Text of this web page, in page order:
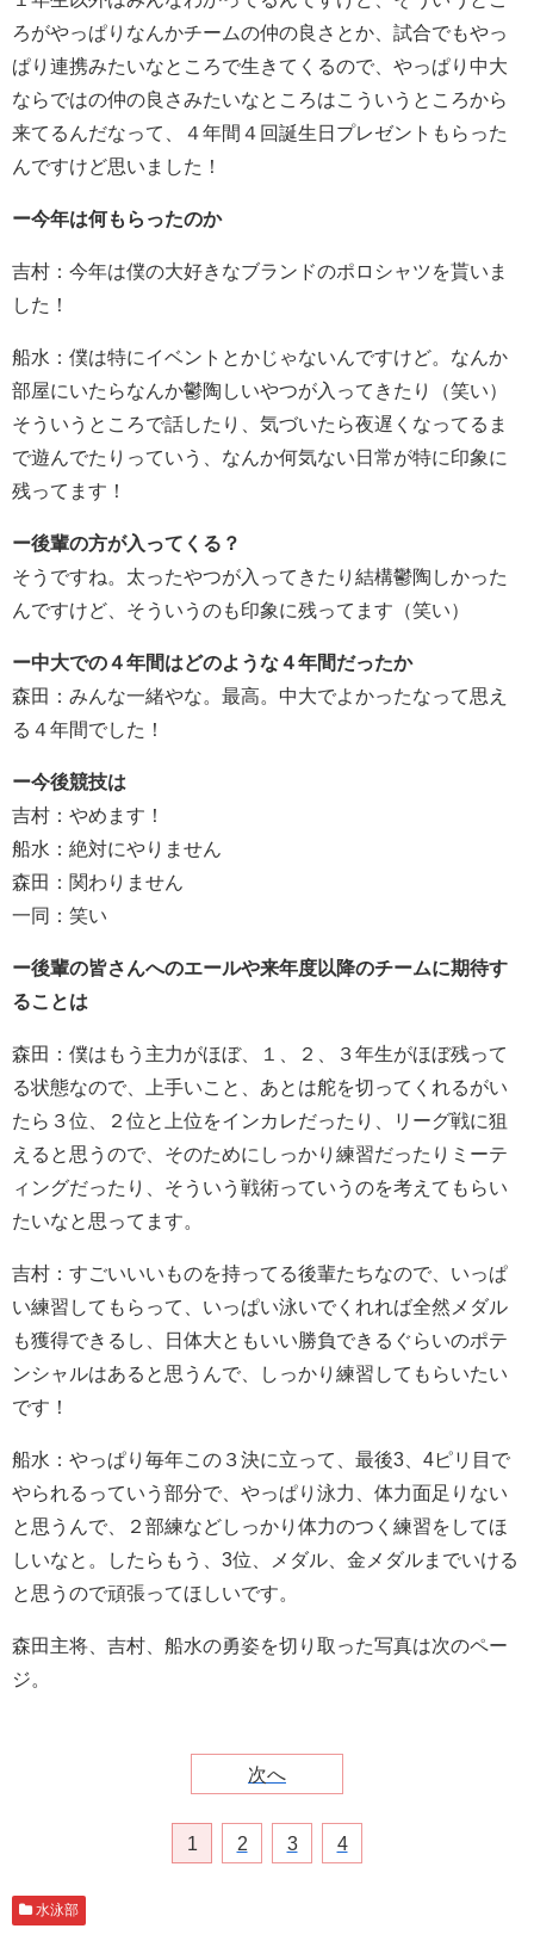
ろがやっぱりなんかチームの仲の良さとか、試合でもやっ
ぱり連携みたいなところで生きてくるので、やっぱり中大
ならではの仲の良さみたいなところはこういうところから
来てるんだなって、４年間４回誕生日プレゼントもらった
んですけど思いました！
ー今年は何もらったのか
吉村：今年は僕の大好きなブランドのポロシャツを貰いま
した！
船水：僕は特にイベントとかじゃないんですけど。なんか
部屋にいたらなんか鬱陶しいやつが入ってきたり（笑い）
そういうところで話したり、気づいたら夜遅くなってるま
で遊んでたりっていう、なんか何気ない日常が特に印象に
残ってます！
ー後輩の方が入ってくる？
そうですね。太ったやつが入ってきたり結構鬱陶しかった
んですけど、そういうのも印象に残ってます（笑い）
ー中大での４年間はどのような４年間だったか
森田：みんな一緒やな。最高。中大でよかったなって思え
る４年間でした！
ー今後競技は
吉村：やめます！
船水：絶対にやりません
森田：関わりません
一同：笑い
ー後輩の皆さんへのエールや来年度以降のチームに期待す
ることは
森田：僕はもう主力がほぼ、１、２、３年生がほぼ残って
る状態なので、上手いこと、あとは舵を切ってくれるがい
たら３位、２位と上位をインカレだったり、リーグ戦に狙
えると思うので、そのためにしっかり練習だったりミーテ
ィングだったり、そういう戦術っていうのを考えてもらい
たいなと思ってます。
吉村：すごいいいものを持ってる後輩たちなので、いっぱ
い練習してもらって、いっぱい泳いでくれれば全然メダル
も獲得できるし、日体大ともいい勝負できるぐらいのポテ
ンシャルはあると思うんで、しっかり練習してもらいたい
です！
船水：やっぱり毎年この３決に立って、最後3、4ピリ目で
やられるっていう部分で、やっぱり泳力、体力面足りない
と思うんで、２部練などしっかり体力のつく練習をしてほ
しいなと。したらもう、3位、メダル、金メダルまでいける
と思うので頑張ってほしいです。
森田主将、吉村、船水の勇姿を切り取った写真は次のペー
ジ。
次へ
1 2 3 4
水泳部